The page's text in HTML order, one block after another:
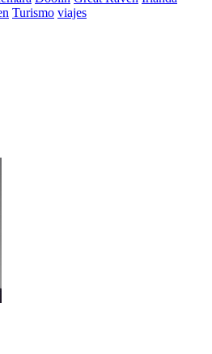
Turismo viajes